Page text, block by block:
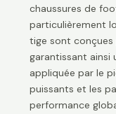
chaussures de
particulièrement
tige sont conçues
garantissant ainsi
appliquée par le
puissants et les
performance